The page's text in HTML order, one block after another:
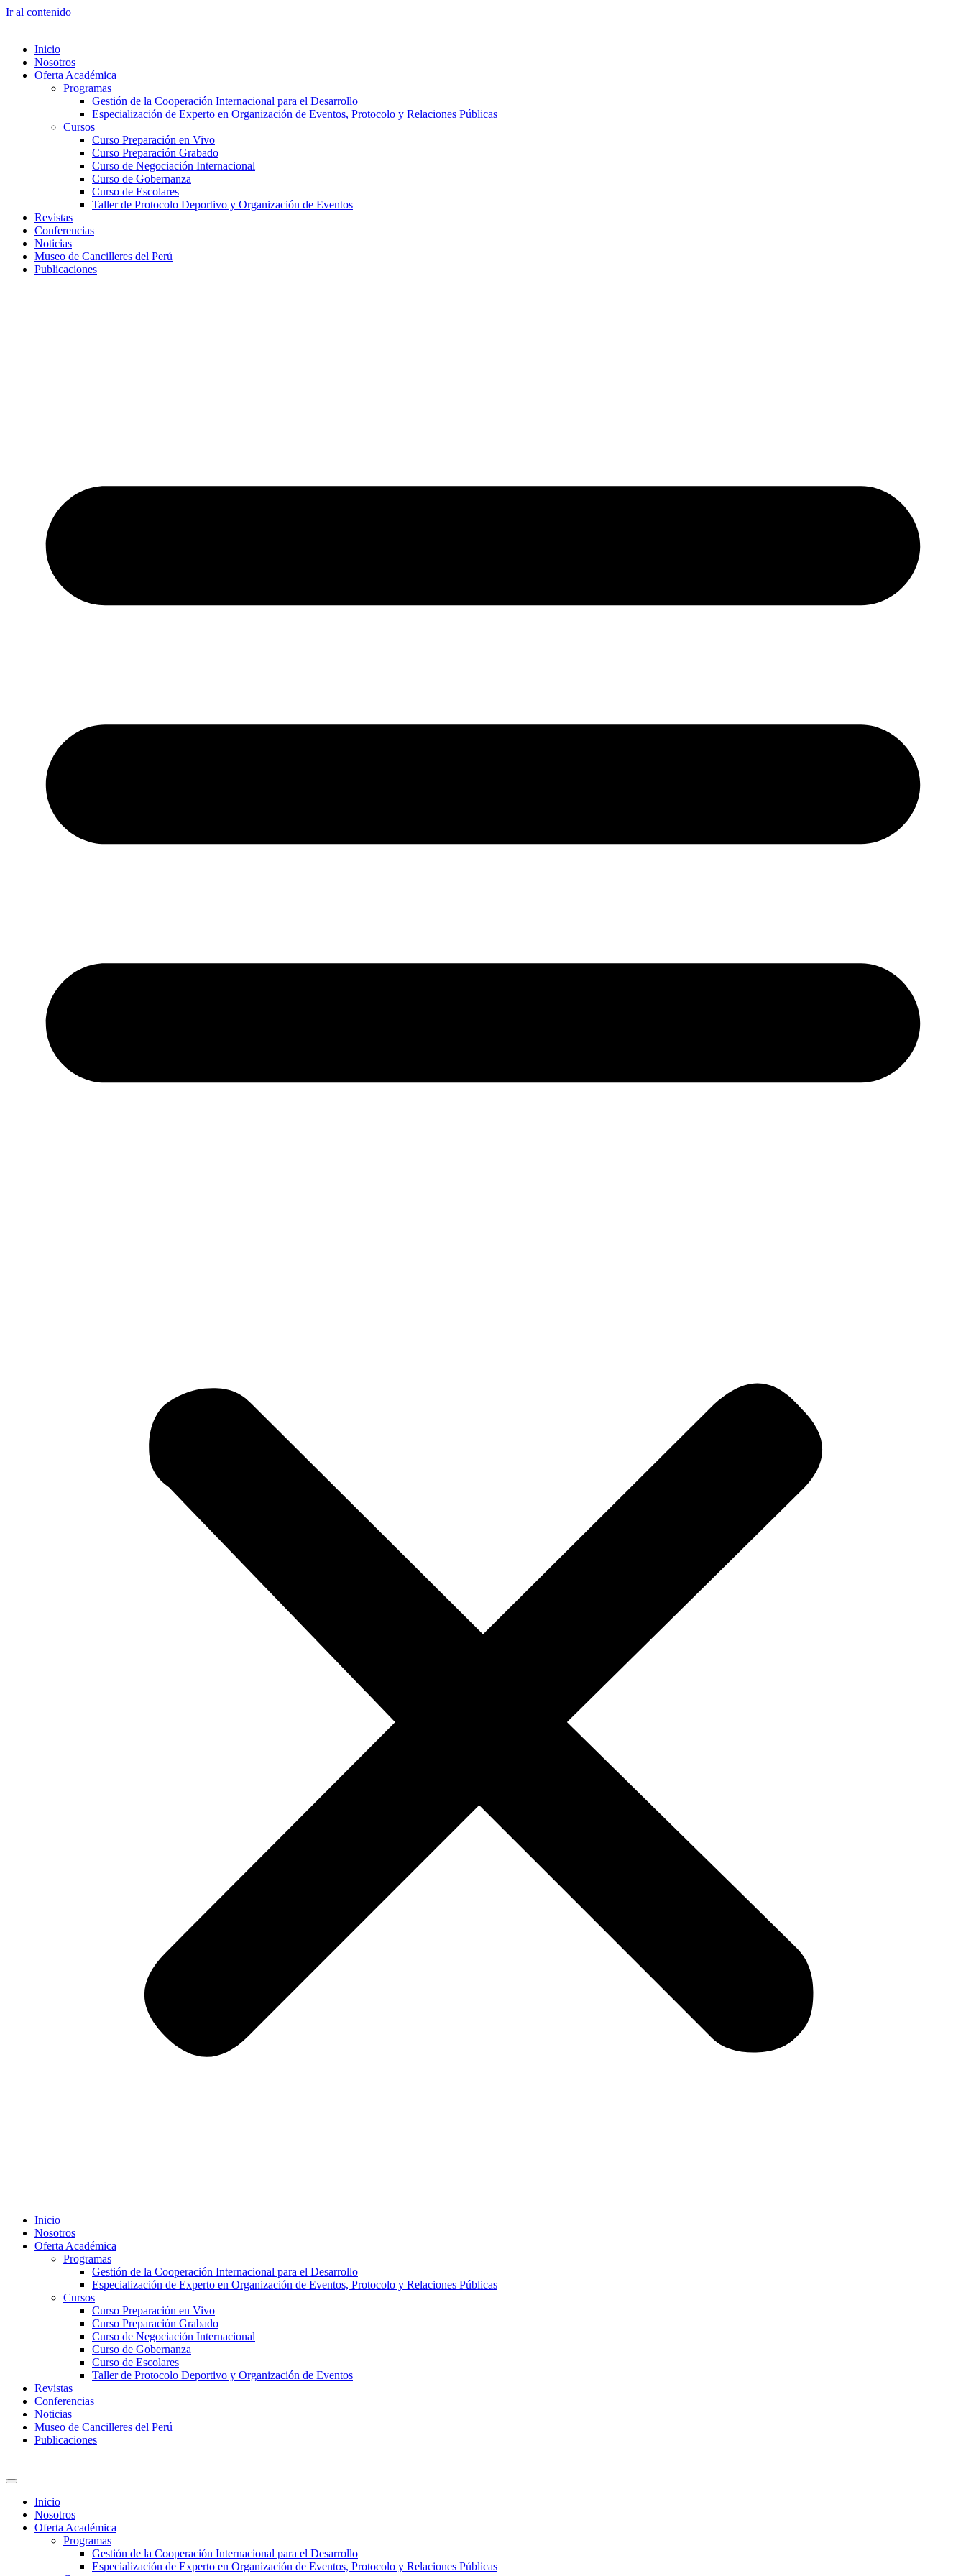
Ir al contenido
Inicio
Nosotros
Oferta Académica
Programas
Gestión de la Cooperación Internacional para el Desarrollo
Especialización de Experto en Organización de Eventos, Protocolo y Relaciones Públicas
Cursos
Curso Preparación en Vivo
Curso Preparación Grabado
Curso de Negociación Internacional
Curso de Gobernanza
Curso de Escolares
Taller de Protocolo Deportivo y Organización de Eventos
Revistas
Conferencias
Noticias
Museo de Cancilleres del Perú
Publicaciones
Inicio
Nosotros
Oferta Académica
Programas
Gestión de la Cooperación Internacional para el Desarrollo
Especialización de Experto en Organización de Eventos, Protocolo y Relaciones Públicas
Cursos
Curso Preparación en Vivo
Curso Preparación Grabado
Curso de Negociación Internacional
Curso de Gobernanza
Curso de Escolares
Taller de Protocolo Deportivo y Organización de Eventos
Revistas
Conferencias
Noticias
Museo de Cancilleres del Perú
Publicaciones
Inicio
Nosotros
Oferta Académica
Programas
Gestión de la Cooperación Internacional para el Desarrollo
Especialización de Experto en Organización de Eventos, Protocolo y Relaciones Públicas